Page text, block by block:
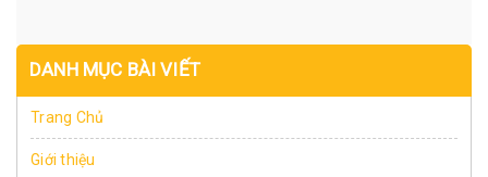
DANH MỤC BÀI VIẾT
Trang Chủ
Giới thiệu